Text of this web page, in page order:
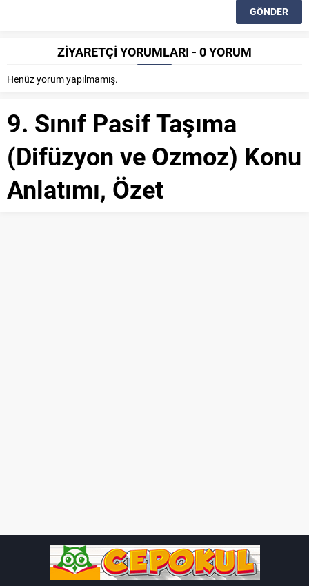
ZİYARETÇİ YORUMLARI - 0 YORUM
Henüz yorum yapılmamış.
9. Sınıf Pasif Taşıma
(Difüzyon ve Ozmoz) Konu
Anlatımı, Özet